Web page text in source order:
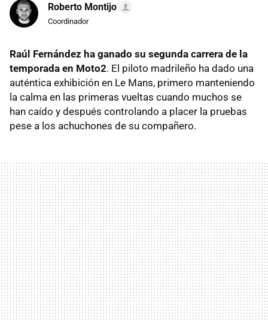
Roberto Montijo
Coordinador
Raúl Fernández ha ganado su segunda carrera de la
temporada en Moto2. El piloto madrileño ha dado una
auténtica exhibición en Le Mans, primero manteniendo
la calma en las primeras vueltas cuando muchos se
han caído y después controlando a placer la pruebas
pese a los achuchones de su compañero.